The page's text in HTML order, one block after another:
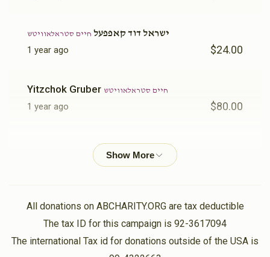
ישראל דוד קאפפעל חיים סטראלאוויטש
1 year ago $24.00
Yitzchok Gruber חיים סטראלאוויטש
1 year ago $80.00
Yitzchok Gruber
מרדכי זופניקחיים סטראלאוויטש
1 year ago $10.00
All donations on ABCHARITY.ORG are tax deductible
The tax ID for this campaign is 92-3617094
The international Tax id for donations outside of the USA is